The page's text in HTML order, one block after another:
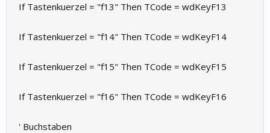
If Tastenkuerzel = "f13" Then TCode = wdKeyF13
If Tastenkuerzel = "f14" Then TCode = wdKeyF14
If Tastenkuerzel = "f15" Then TCode = wdKeyF15
If Tastenkuerzel = "f16" Then TCode = wdKeyF16
' Buchstaben